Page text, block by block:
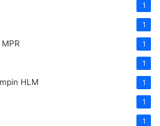
1
1
1
1
HLM 1
1
1